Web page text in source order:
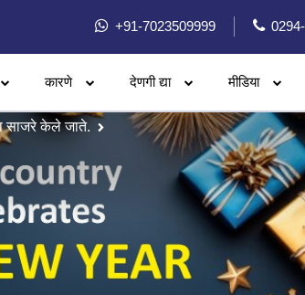
+91-7023509999
कारणे देणगी द्या मीडिया
साजरे केले जाते.